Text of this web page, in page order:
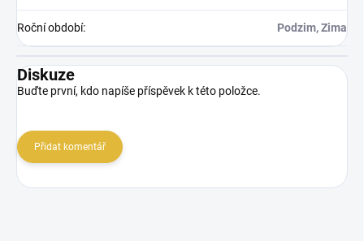
Roční období: Podzim, Zima
Diskuze
Buďte první, kdo napíše příspěvek k této položce.
Přidat komentář